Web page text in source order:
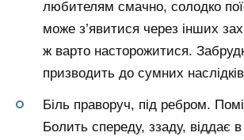
любителям смачно, солодко
може з’явитися через інших
ж варто насторожитися.
призводить до сумних
Біль праворуч, під ребром.
Болить спереду, ззаду, віддає